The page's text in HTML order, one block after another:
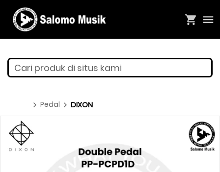
Cari produk di situs kami
Pedal DIXON